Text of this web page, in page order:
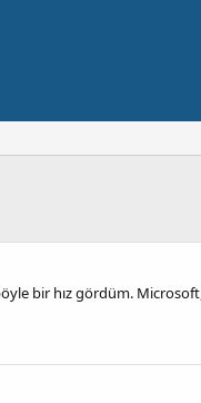
bir hız gördüm.